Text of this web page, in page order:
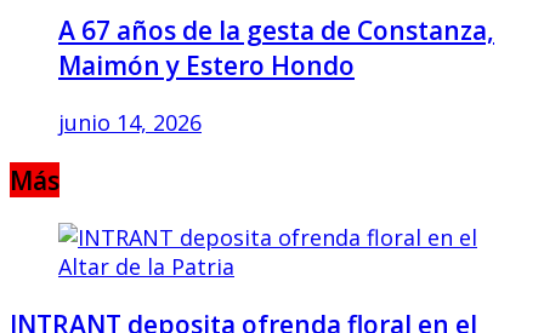
A 67 años de la gesta de Constanza,
Maimón y Estero Hondo
junio 14, 2026
Más
INTRANT deposita ofrenda floral en el